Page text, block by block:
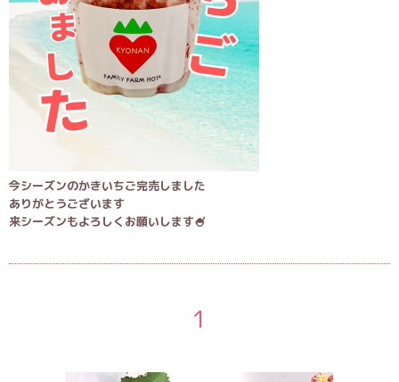
今シーズンのかきいちご完売しました
ありがとうございます
来シーズンもよろしくお願いします🍧
1